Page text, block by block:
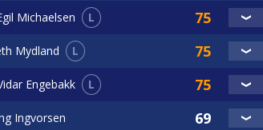
Michaelsen L
Mydland L
Engebakk L
Ingvorsen